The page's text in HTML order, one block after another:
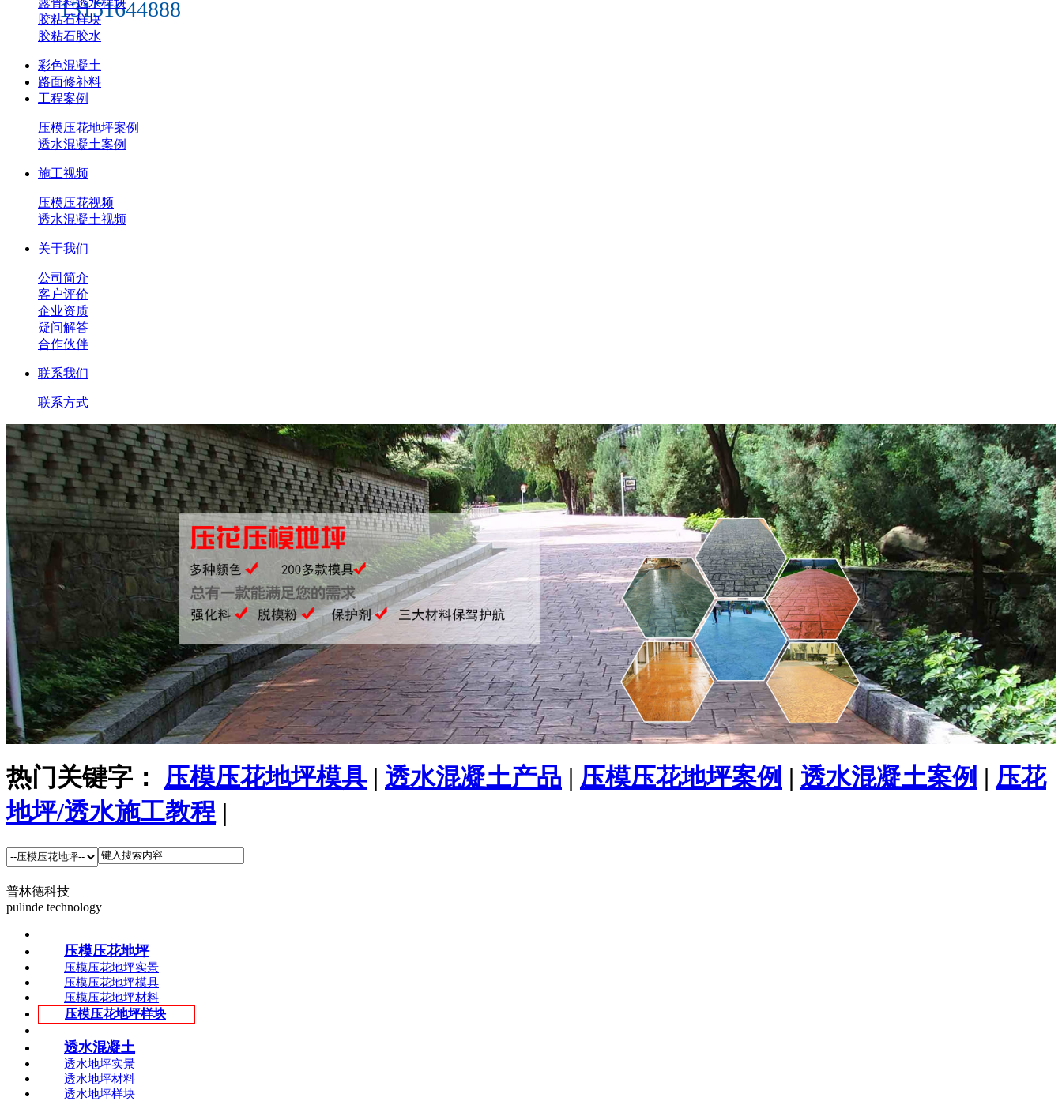
13151644888
露骨料透水样块
胶粘石样块
胶粘石胶水
彩色混凝土
路面修补料
工程案例
压模压花地坪案例
透水混凝土案例
施工视频
压模压花视频
透水混凝土视频
关于我们
公司简介
客户评价
企业资质
疑问解答
合作伙伴
联系我们
联系方式
热门关键字： 压模压花地坪模具 | 透水混凝土产品 | 压模压花地坪案例 | 透水混凝土案例 | 压花
地坪/透水施工教程 |
普林德科技
pulinde technology
压模压花地坪
压模压花地坪实景
压模压花地坪模具
压模压花地坪材料
压模压花地坪样块
透水混凝土
透水地坪实景
透水地坪材料
透水地坪样块